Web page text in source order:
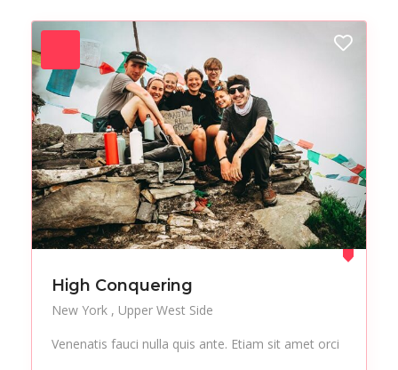
Fruits
Getaway
Hair care
Health
Healthy
Holiday
Hot Spot
iMac
Jackets
Jeans
Live Music
Makeup
Manicure
Modern
Mountaineering
Museums
Nail care
Nightlife
High Conquering
New York
Upper West Side
Venenatis fauci nulla quis ante. Etiam sit amet orci